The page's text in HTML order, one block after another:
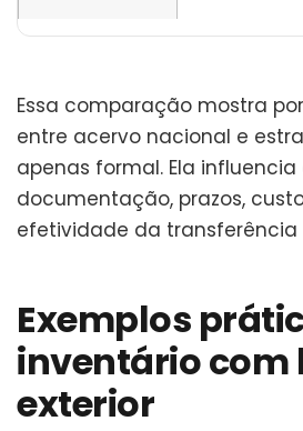
Essa comparação mostra
entre acervo nacional e
apenas formal. Ela
documentação, prazos,
efetividade da transferência
Exemplos
inventário com
exterior